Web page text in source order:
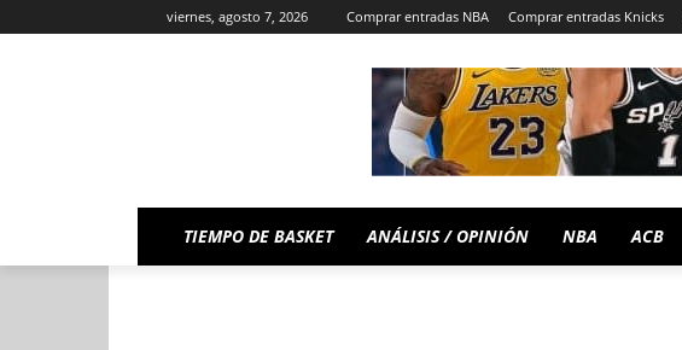
viernes, agosto 7, 2026 Comprar entradas NBA Comprar entradas Knicks
TIEMPO DE BASKET ANÁLISIS / OPINIÓN NBA ACB